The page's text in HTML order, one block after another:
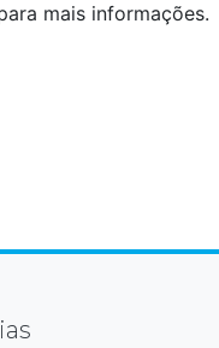
mais informações.